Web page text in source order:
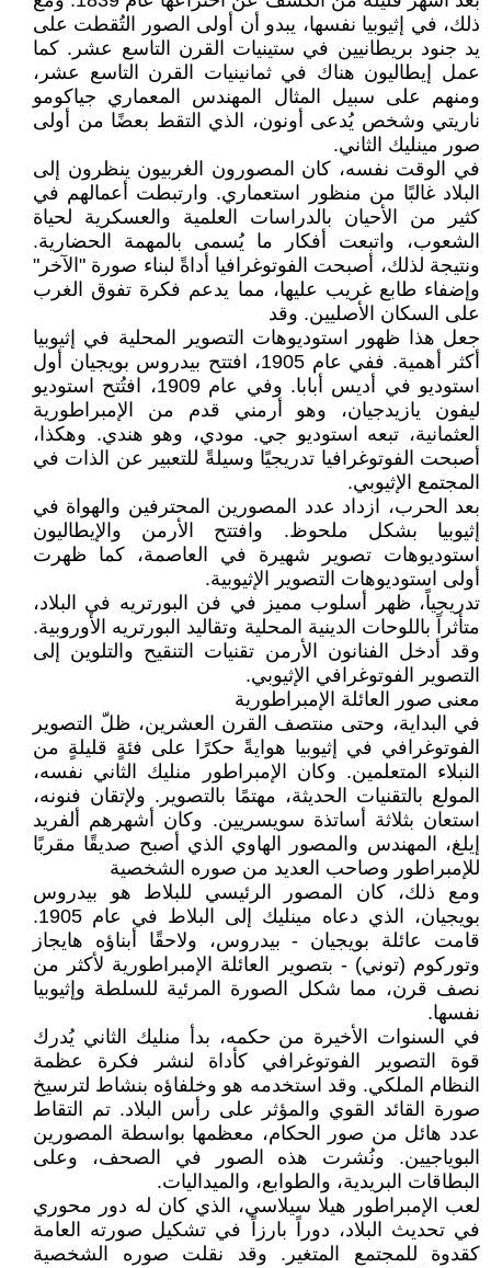
ذلك، في إثيوبيا نفسها، يبدو أن أولى الصور التُقطت على
يد جنود بريطانيين في ستينيات القرن التاسع عشر. كما
عمل إيطاليون هناك في ثمانينيات القرن التاسع عشر،
ومنهم على سبيل المثال المهندس المعماري جياكومو
ناريتي وشخص يُدعى أونون، الذي التقط بعضًا من أولى
صور مينليك الثاني.
في الوقت نفسه، كان المصورون الغربيون ينظرون إلى
البلاد غالبًا من منظور استعماري. وارتبطت أعمالهم في
كثير من الأحيان بالدراسات العلمية والعسكرية لحياة
الشعوب، واتبعت أفكار ما يُسمى بالمهمة الحضارية.
ونتيجة لذلك، أصبحت الفوتوغرافيا أداةً لبناء صورة "الآخر"
وإضفاء طابع غريب عليها، مما يدعم فكرة تفوق الغرب
على السكان الأصليين. وقد
جعل هذا ظهور استوديوهات التصوير المحلية في إثيوبيا
أكثر أهمية. ففي عام 1905، افتتح بيدروس بويجيان أول
استوديو في أديس أبابا. وفي عام 1909، افتُتح استوديو
ليفون يازيدجيان، وهو أرمني قدم من الإمبراطورية
العثمانية، تبعه استوديو جي. مودي، وهو هندي. وهكذا،
أصبحت الفوتوغرافيا تدريجيًا وسيلةً للتعبير عن الذات في
المجتمع الإثيوبي.
بعد الحرب، ازداد عدد المصورين المحترفين والهواة في
إثيوبيا بشكل ملحوظ. وافتتح الأرمن والإيطاليون
استوديوهات تصوير شهيرة في العاصمة، كما ظهرت
أولى استوديوهات التصوير الإثيوبية.
تدريجياً، ظهر أسلوب مميز في فن البورتريه في البلاد،
متأثراً باللوحات الدينية المحلية وتقاليد البورتريه الأوروبية.
وقد أدخل الفنانون الأرمن تقنيات التنقيح والتلوين إلى
التصوير الفوتوغرافي الإثيوبي.
معنى صور العائلة الإمبراطورية
في البداية، وحتى منتصف القرن العشرين، ظلّ التصوير
الفوتوغرافي في إثيوبيا هوايةً حكرًا على فئةٍ قليلةٍ من
النبلاء المتعلمين. وكان الإمبراطور منليك الثاني نفسه،
المولع بالتقنيات الحديثة، مهتمًا بالتصوير. ولإتقان فنونه،
استعان بثلاثة أساتذة سويسريين. وكان أشهرهم ألفريد
إيلغ، المهندس والمصور الهاوي الذي أصبح صديقًا مقربًا
للإمبراطور وصاحب العديد من صوره الشخصية
ومع ذلك، كان المصور الرئيسي للبلاط هو بيدروس
بويجيان، الذي دعاه مينليك إلى البلاط في عام 1905.
قامت عائلة بويجيان - بيدروس، ولاحقًا أبناؤه هايجاز
وتوركوم (توني) - بتصوير العائلة الإمبراطورية لأكثر من
نصف قرن، مما شكل الصورة المرئية للسلطة وإثيوبيا
نفسها.
في السنوات الأخيرة من حكمه، بدأ منليك الثاني يُدرك
قوة التصوير الفوتوغرافي كأداة لنشر فكرة عظمة
النظام الملكي. وقد استخدمه هو وخلفاؤه بنشاط لترسيخ
صورة القائد القوي والمؤثر على رأس البلاد. تم التقاط
عدد هائل من صور الحكام، معظمها بواسطة المصورين
البوياجيين. ونُشرت هذه الصور في الصحف، وعلى
البطاقات البريدية، والطوابع، والميداليات.
لعب الإمبراطور هيلا سيلاسي، الذي كان له دور محوري
في تحديث البلاد، دوراً بارزاً في تشكيل صورته العامة
كقدوة للمجتمع المتغير. وقد نقلت صوره الشخصية